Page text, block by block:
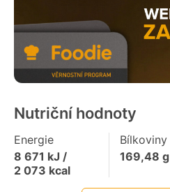
Nutriční hodnoty
Energie
8 671 kJ /
2 073 kcal
Bílkoviny
169,48 g